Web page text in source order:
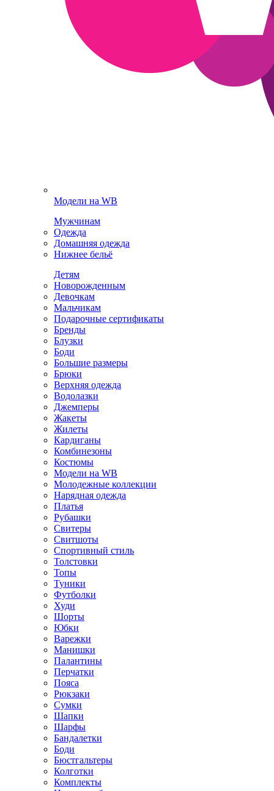
Модели на WB
Мужчинам
Одежда
Домашняя одежда
Нижнее бельё
Детям
Новорожденным
Девочкам
Мальчикам
Подарочные сертификаты
Бренды
Блузки
Боди
Большие размеры
Брюки
Верхняя одежда
Водолазки
Джемперы
Жакеты
Жилеты
Кардиганы
Комбинезоны
Костюмы
Модели на WB
Молодежные коллекции
Нарядная одежда
Платья
Рубашки
Свитеры
Свитшоты
Спортивный стиль
Толстовки
Топы
Туники
Футболки
Худи
Шорты
Юбки
Варежки
Манишки
Палантины
Перчатки
Пояса
Рюкзаки
Сумки
Шапки
Шарфы
Бандалетки
Боди
Бюстгальтеры
Колготки
Комплекты